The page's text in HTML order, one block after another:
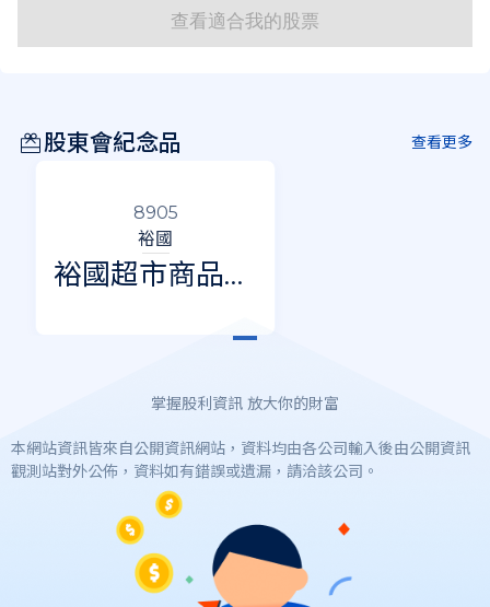
查看適合我的股票
股東會紀念品 查看更多
裕國
8905
裕國超市商品抵
掌握股利資訊 放大你的財富
本網站資訊皆來自公開資訊網站，資料均由各公司輸入後由公開資訊
觀測站對外公佈，資料如有錯誤或遺漏，請洽該公司。